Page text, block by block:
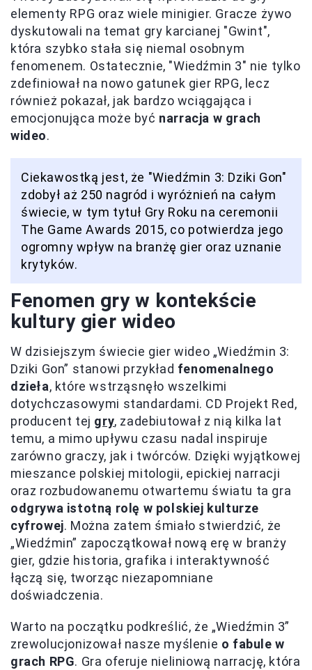
elementy RPG oraz wiele minigier. Gracze żywo
dyskutowali na temat gry karcianej "Gwint",
która szybko stała się niemal osobnym
fenomenem. Ostatecznie, "Wiedźmin 3" nie tylko
zdefiniował na nowo gatunek gier RPG, lecz
również pokazał, jak bardzo wciągająca i
emocjonująca może być narracja w grach
wideo.
Ciekawostką jest, że "Wiedźmin 3: Dziki Gon"
zdobył aż 250 nagród i wyróżnień na całym
świecie, w tym tytuł Gry Roku na ceremonii
The Game Awards 2015, co potwierdza jego
ogromny wpływ na branżę gier oraz uznanie
krytyków.
Fenomen gry w kontekście
kultury gier wideo
W dzisiejszym świecie gier wideo „Wiedźmin 3:
Dziki Gon” stanowi przykład fenomenalnego
dzieła, które wstrząsnęło wszelkimi
dotychczasowymi standardami. CD Projekt Red,
producent tej gry, zadebiutował z nią kilka lat
temu, a mimo upływu czasu nadal inspiruje
zarówno graczy, jak i twórców. Dzięki wyjątkowej
mieszance polskiej mitologii, epickiej narracji
oraz rozbudowanemu otwartemu światu ta gra
odgrywa istotną rolę w polskiej kulturze
cyfrowej. Można zatem śmiało stwierdzić, że
„Wiedźmin” zapoczątkował nową erę w branży
gier, gdzie historia, grafika i interaktywność
łączą się, tworząc niezapomniane
doświadczenia.
Warto na początku podkreślić, że „Wiedźmin 3”
zrewolucjonizował nasze myślenie o fabule w
grach RPG. Gra oferuje nieliniową narrację, która